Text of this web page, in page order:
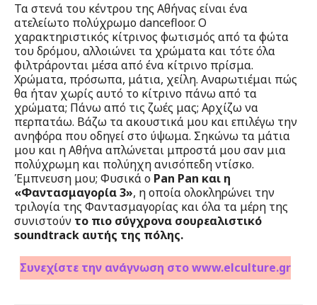
Τα στενά του κέντρου της Αθήνας είναι ένα
ατελείωτο πολύχρωμο dancefloor. Ο
χαρακτηριστικός κίτρινος φωτισμός από τα φώτα
του δρόμου, αλλοιώνει τα χρώματα και τότε όλα
φιλτράρονται μέσα από ένα κίτρινο πρίσμα.
Χρώματα, πρόσωπα, μάτια, χείλη. Αναρωτιέμαι πώς
θα ήταν χωρίς αυτό το κίτρινο πάνω από τα
χρώματα; Πάνω από τις ζωές μας; Αρχίζω να
περπατάω. Βάζω τα ακουστικά μου και επιλέγω την
ανηφόρα που οδηγεί στο ύψωμα. Σηκώνω τα μάτια
μου και η Αθήνα απλώνεται μπροστά μου σαν μια
πολύχρωμη και πολύηχη ανισόπεδη ντίσκο.
Έμπνευση μου; Φυσικά ο Pan Pan και η
«Φαντασμαγορία 3», η οποία ολοκληρώνει την
τριλογία της Φαντασμαγορίας και όλα τα μέρη της
συνιστούν το πιο σύγχρονα σουρεαλιστικό
soundtrack αυτής της πόλης.
Συνεχίστε την ανάγνωση στο www.elculture.gr